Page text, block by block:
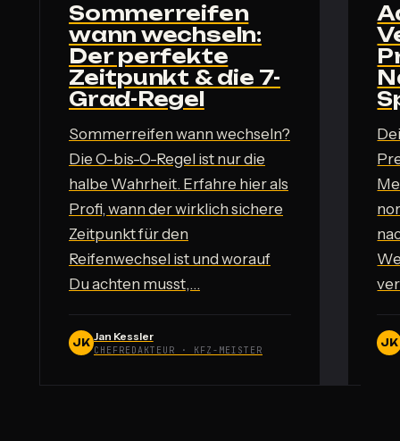
Sommerreifen
wann wechseln:
Der perfekte
Zeitpunkt & die 7-
Grad-Regel
Sommerreifen wann wechseln?
Die O-bis-O-Regel ist nur die
halbe Wahrheit. Erfahre hier als
Profi, wann der wirklich sichere
Zeitpunkt für den
Reifenwechsel ist und worauf
Du achten musst,…
JK Jan Kessler
CHEFREDAKTEUR · KFZ-MEISTER
JK